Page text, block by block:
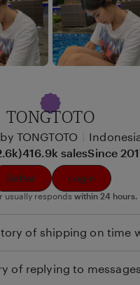
TONGTOTO
TONGTOTO
416.9k salesSince
Daftar Login
usually responds within 24 hours.
of shipping on time
of replying to